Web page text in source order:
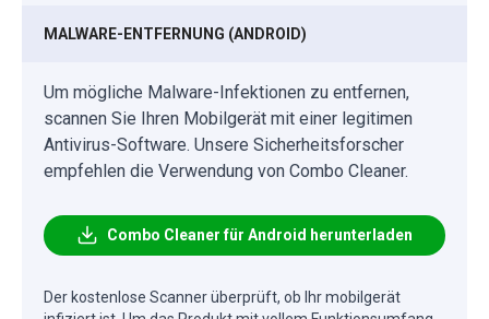
MALWARE-ENTFERNUNG (ANDROID)
Um mögliche Malware-Infektionen zu entfernen,
scannen Sie Ihren Mobilgerät mit einer legitimen
Antivirus-Software. Unsere Sicherheitsforscher
empfehlen die Verwendung von Combo Cleaner.
Combo Cleaner für Android herunterladen
Der kostenlose Scanner überprüft, ob Ihr mobilgerät